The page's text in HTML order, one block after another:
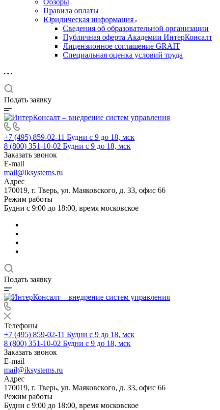
Обзоры
Правила оплаты
Юридическая информация
Сведения об образовательной организации
Публичная оферта Академии ИнтерКонсалт
Лицензионное соглашение GRAIT
Специальная оценка условий труда
Подать заявку
+7 (495) 859-02-11 Будни с 9 до 18, мск
8 (800) 351-10-02 Будни с 9 до 18, мск
Заказать звонок
E-mail
mail@iksystems.ru
Адрес
170019, г. Тверь, ул. Маяковского, д. 33, офис 66
Режим работы
Будни с 9:00 до 18:00, время московское
Подать заявку
Телефоны
+7 (495) 859-02-11 Будни с 9 до 18, мск
8 (800) 351-10-02 Будни с 9 до 18, мск
Заказать звонок
E-mail
mail@iksystems.ru
Адрес
170019, г. Тверь, ул. Маяковского, д. 33, офис 66
Режим работы
Будни с 9:00 до 18:00, время московское